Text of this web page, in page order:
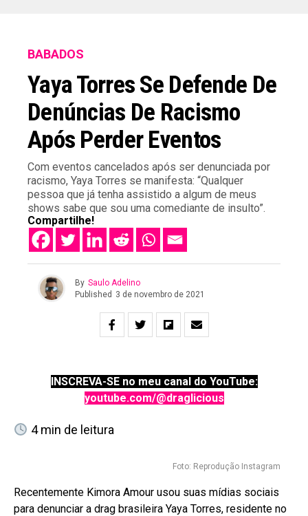
BABADOS
Yaya Torres Se Defende De
Denúncias De Racismo
Após Perder Eventos
Com eventos cancelados após ser denunciada por
racismo, Yaya Torres se manifesta: “Qualquer
pessoa que já tenha assistido a algum de meus
shows sabe que sou uma comediante de insulto”.
Compartilhe!
By Saulo Adelino
Published 3 de novembro de 2021
INSCREVA-SE no meu canal do YouTube:
youtube.com/@draglicious
4 min de leitura
Foto: Reprodução Instagram
Recentemente Kimora Amour usou suas mídias sociais
para denunciar a drag brasileira Yaya Torres, residente no